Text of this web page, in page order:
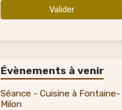
Valider
Évènements à venir
Séance - Cuisine à Fontaine-
Milon